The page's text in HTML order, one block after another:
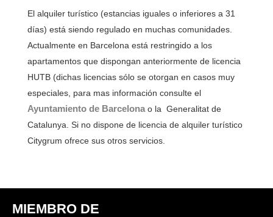
El alquiler turístico (estancias iguales o inferiores a 31
días) está siendo regulado en muchas comunidades.
Actualmente en Barcelona está restringido a los
apartamentos que dispongan anteriormente de licencia
HUTB (dichas licencias sólo se otorgan en casos muy
especiales, para mas información consulte el
Ayuntamiento de Barcelonao la Generalitat de
Catalunya. Si no dispone de licencia de alquiler turístico
Citygrum ofrece sus otros servicios.
MIEMBRO DE